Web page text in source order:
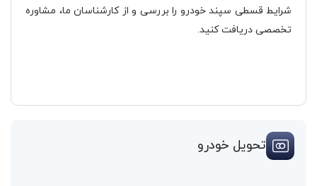
شرایط قسطی سپند خودرو را بررسی و از کارشناسان ما، مشاوره
تخصصی دریافت کنید.
تحویل خودرو